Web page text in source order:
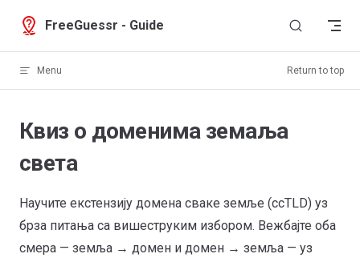
Skip to content
FreeGuessr - Guide
Menu Return to top
Квиз о доменима земаља
света
Научите екстензију домена сваке земље (ccTLD) уз
брза питања са вишеструким избором. Вежбајте оба
смера — земља → домен и домен → земља — уз